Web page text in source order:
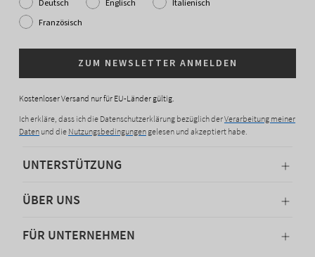
Deutsch Englisch
Italienisch
Französisch
ZUM NEWSLETTER ANMELDEN
Kostenloser Versand nur für EU-Länder gültig.
Ich erkläre, dass ich die Datenschutzerklärung bezüglich derVerarbeitung meiner
Daten und die Nutzungsbedingungen gelesen und akzeptiert habe.
UNTERSTÜTZUNG
ÜBER UNS
FÜR UNTERNEHMEN